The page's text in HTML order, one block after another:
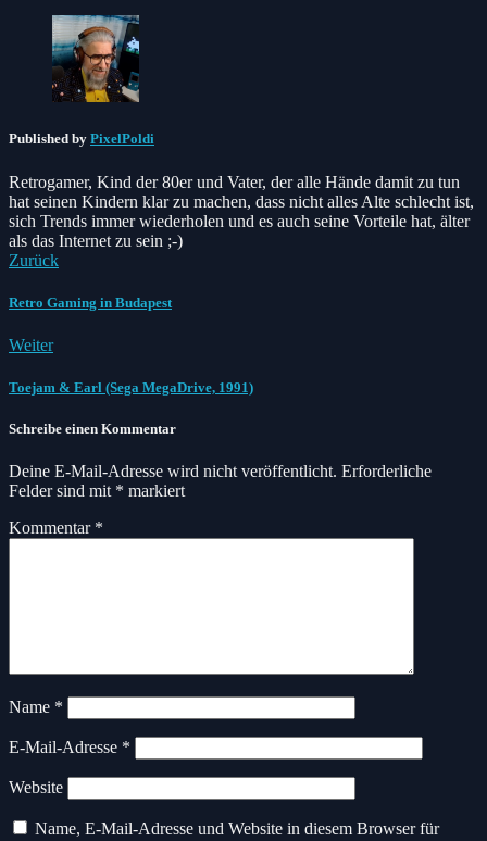
Published by PixelPoldi
Retrogamer, Kind der 80er und Vater, der alle Hände damit zu tun
hat seinen Kindern klar zu machen, dass nicht alles Alte schlecht ist,
sich Trends immer wiederholen und es auch seine Vorteile hat, älter
als das Internet zu sein ;-)
Zurück
Retro Gaming in Budapest
Weiter
Toejam & Earl (Sega MegaDrive, 1991)
Schreibe einen Kommentar
Deine E-Mail-Adresse wird nicht veröffentlicht. Erforderliche
Felder sind mit * markiert
Kommentar *
Name *
E-Mail-Adresse *
Website
Name, E-Mail-Adresse und Website in diesem Browser für